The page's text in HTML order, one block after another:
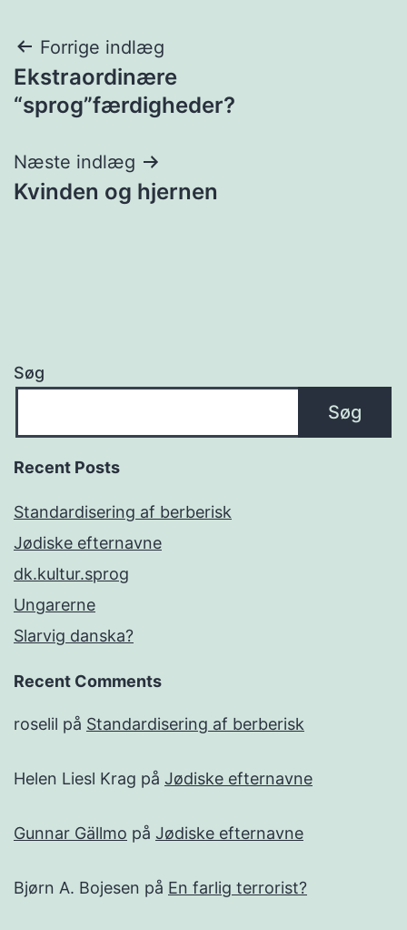
Indlægsnavigation
Forrige indlæg
Ekstraordinære
“sprog”færdigheder?
Næste indlæg
Kvinden og hjernen
Søg
Søg
Recent Posts
Standardisering af berberisk
Jødiske efternavne
dk.kultur.sprog
Ungarerne
Slarvig danska?
Recent Comments
roselil på Standardisering af berberisk
Helen Liesl Krag på Jødiske efternavne
Gunnar Gällmo på Jødiske efternavne
Bjørn A. Bojesen på En farlig terrorist?